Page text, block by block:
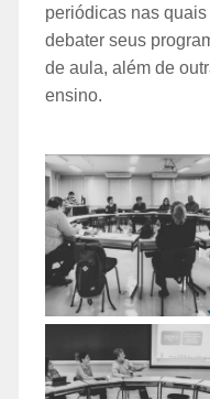
periódicas nas
debater seus
de aula, além de
ensino.